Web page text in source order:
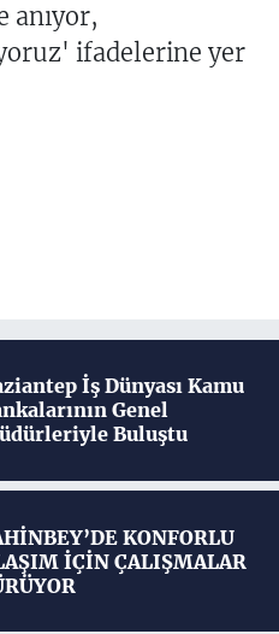
anıyor,
ifadelerine yer
İş Dünyası Kamu
Genel
Buluştu
KONFORLU
İÇİN ÇALIŞMALAR